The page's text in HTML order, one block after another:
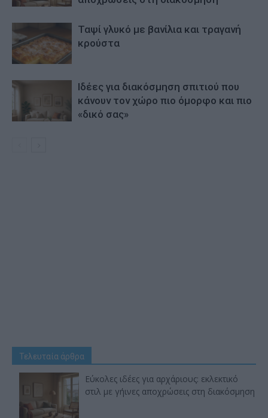
Ταψί γλυκό με βανίλια και τραγανή
κρούστα
Ιδέες για διακόσμηση σπιτιού που
κάνουν τον χώρο πιο όμορφο και πιο
«δικό σας»
Τελευταία άρθρα
Εύκολες ιδέες για αρχάριους: εκλεκτικό
στιλ με γήινες αποχρώσεις στη διακόσμηση